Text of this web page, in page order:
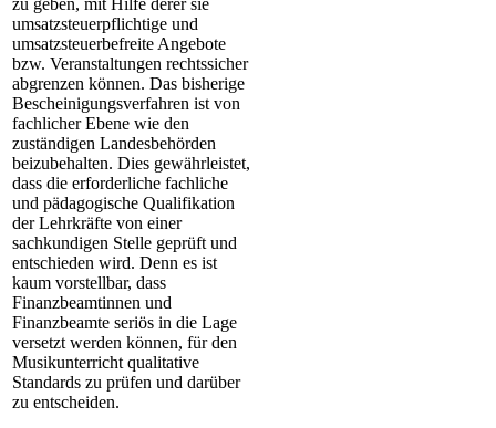
umsatzsteuerpflichtige und
umsatzsteuerbefreite Angebote
bzw. Veranstaltungen rechtssicher
abgrenzen können. Das bisherige
Bescheinigungsverfahren ist von
fachlicher Ebene wie den
zuständigen Landesbehörden
beizubehalten. Dies gewährleistet,
dass die erforderliche fachliche
und pädagogische Qualifikation
der Lehrkräfte von einer
sachkundigen Stelle geprüft und
entschieden wird. Denn es ist
kaum vorstellbar, dass
Finanzbeamtinnen und
Finanzbeamte seriös in die Lage
versetzt werden können, für den
Musikunterricht qualitative
Standards zu prüfen und darüber
zu entscheiden.